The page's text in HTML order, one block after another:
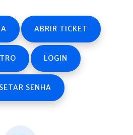
ABRIR TICKET
LOGIN
SENHA